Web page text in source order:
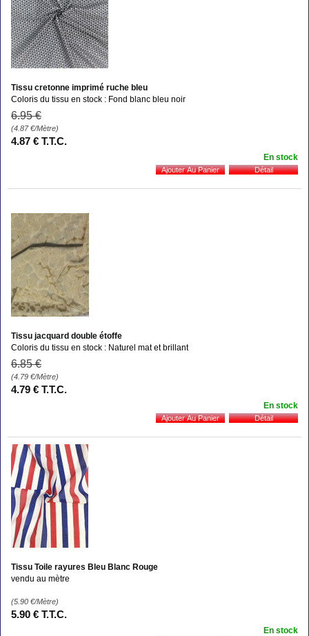
Tissu cretonne imprimé ruche bleu
Coloris du tissu en stock : Fond blanc bleu noir
6.95 €
(4.87€/Mètre)
4.87 € T.T.C.
En stock
Tissu jacquard double étoffe
Coloris du tissu en stock : Naturel mat et brillant
6.85 €
(4.79 €/Mètre)
4.79 € T.T.C.
En stock
Tissu Toile rayures Bleu Blanc Rouge
vendu au mètre
(5.90 €/Mètre)
5.90 € T.T.C.
En stock